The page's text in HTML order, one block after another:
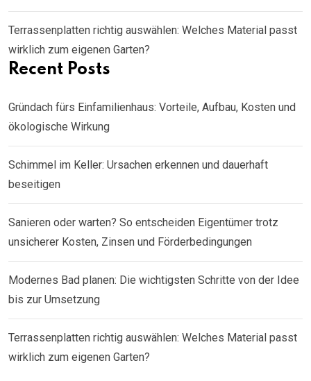
Terrassenplatten richtig auswählen: Welches Material passt
wirklich zum eigenen Garten?
Recent Posts
Gründach fürs Einfamilienhaus: Vorteile, Aufbau, Kosten und
ökologische Wirkung
Schimmel im Keller: Ursachen erkennen und dauerhaft
beseitigen
Sanieren oder warten? So entscheiden Eigentümer trotz
unsicherer Kosten, Zinsen und Förderbedingungen
Modernes Bad planen: Die wichtigsten Schritte von der Idee
bis zur Umsetzung
Terrassenplatten richtig auswählen: Welches Material passt
wirklich zum eigenen Garten?